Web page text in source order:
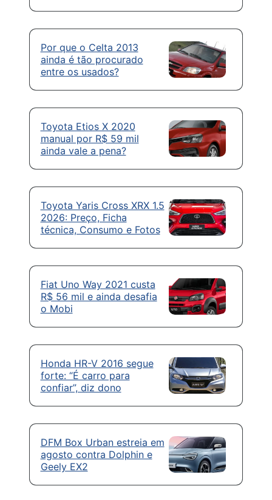
Por que o Celta 2013
ainda é tão procurado
entre os usados?
Toyota Etios X 2020
manual por R$ 59 mil
ainda vale a pena?
Toyota Yaris Cross XRX 1.5
2026: Preço, Ficha
técnica, Consumo e Fotos
Fiat Uno Way 2021 custa
R$ 56 mil e ainda desafia
o Mobi
Honda HR-V 2016 segue
forte: “É carro para
confiar”, diz dono
DFM Box Urban estreia em
agosto contra Dolphin e
Geely EX2